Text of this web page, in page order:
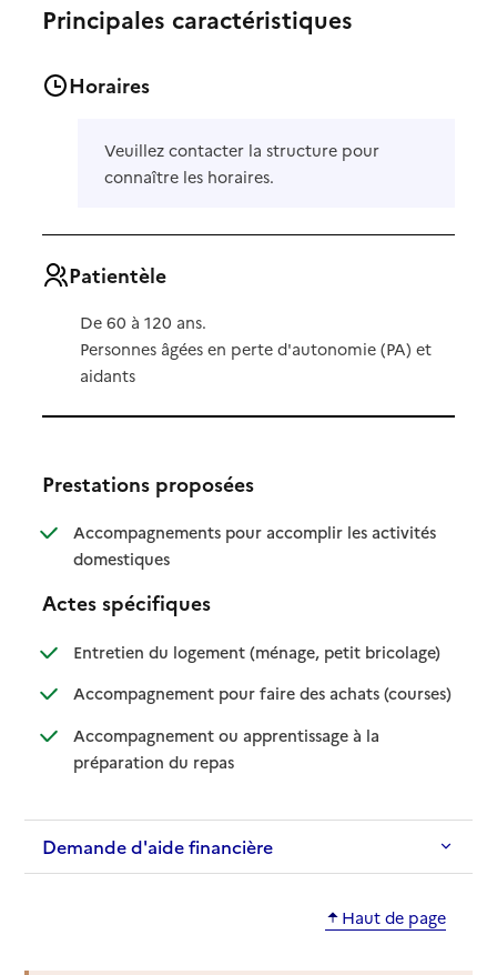
Principales caractéristiques
Horaires
Veuillez contacter la structure pour
connaître les horaires.
Patientèle
De 60 à 120 ans.
Personnes âgées en perte d'autonomie (PA) et
aidants
Prestations proposées
Accompagnements pour accomplir les activités
domestiques: disponible
: non disponible
Actes spécifiques
Entretien du logement (ménage, petit bricolage): disponible
: non
Accompagnement pour faire des achats (courses)
:
: non
Accompagnement ou apprentissage à la
préparation du repas: disponible
: non disponible
Demande d'aide financière
Haut de page